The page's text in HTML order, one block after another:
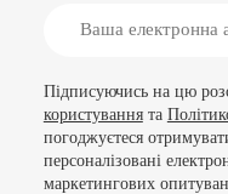
Підписуючись на цю
користуваннята
погоджуєтеся
персоналізовані
маркетингових